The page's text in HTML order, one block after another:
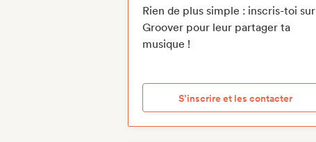
Rien de plus simple : inscris-toi sur
Groover pour leur partager ta
musique !
S’inscrire et les contacter